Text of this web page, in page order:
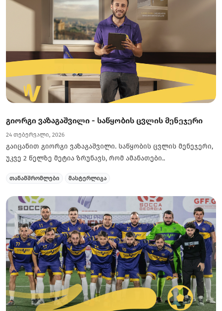
გიორგი ვაზაგაშვილი - საწყობის ცვლის მენეჯერი
24 თებერვალი, 2026
გაიცანით გიორგი ვაზაგაშვილი. საწყობის ცვლის მენეჯერი,
უკვე 2 წელზე მეტია ზრუნავს, რომ ამანათები..
თანამშრომლები მასტერლიგა